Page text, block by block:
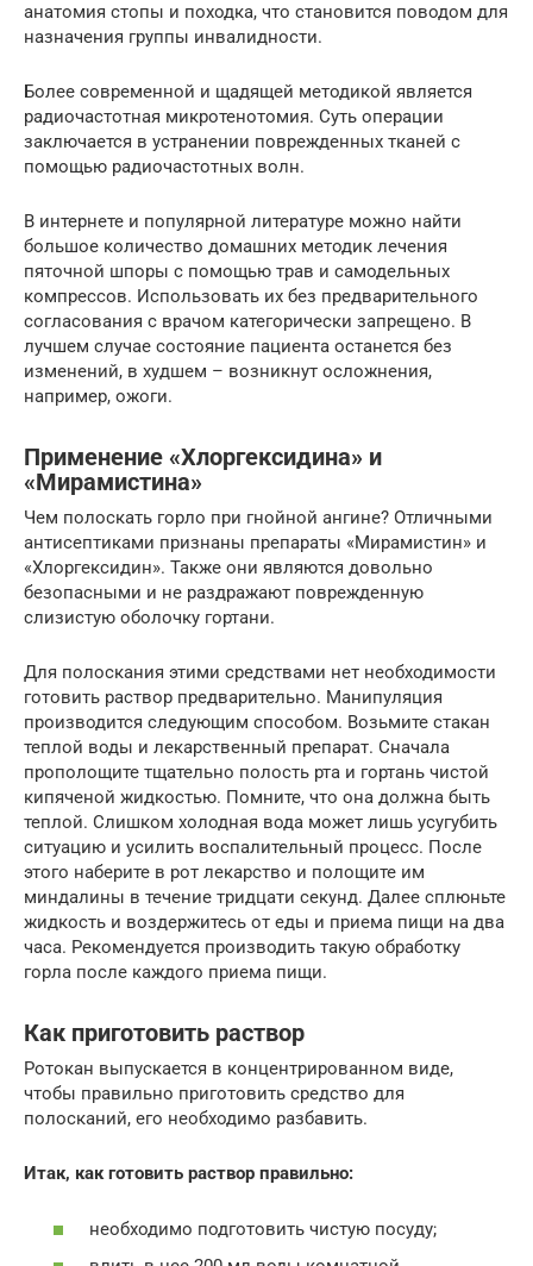
анатомия стопы и походка, что становится поводом для
назначения группы инвалидности.
Более современной и щадящей методикой является
радиочастотная микротенотомия. Суть операции
заключается в устранении поврежденных тканей с
помощью радиочастотных волн.
В интернете и популярной литературе можно найти
большое количество домашних методик лечения
пяточной шпоры с помощью трав и самодельных
компрессов. Использовать их без предварительного
согласования с врачом категорически запрещено. В
лучшем случае состояние пациента останется без
изменений, в худшем – возникнут осложнения,
например, ожоги.
Применение «Хлоргексидина» и
«Мирамистина»
Чем полоскать горло при гнойной ангине? Отличными
антисептиками признаны препараты «Мирамистин» и
«Хлоргексидин». Также они являются довольно
безопасными и не раздражают поврежденную
слизистую оболочку гортани.
Для полоскания этими средствами нет необходимости
готовить раствор предварительно. Манипуляция
производится следующим способом. Возьмите стакан
теплой воды и лекарственный препарат. Сначала
прополощите тщательно полость рта и гортань чистой
кипяченой жидкостью. Помните, что она должна быть
теплой. Слишком холодная вода может лишь усугубить
ситуацию и усилить воспалительный процесс. После
этого наберите в рот лекарство и полощите им
миндалины в течение тридцати секунд. Далее сплюньте
жидкость и воздержитесь от еды и приема пищи на два
часа. Рекомендуется производить такую обработку
горла после каждого приема пищи.
Как приготовить раствор
Ротокан выпускается в концентрированном виде,
чтобы правильно приготовить средство для
полосканий, его необходимо разбавить.
Итак, как готовить раствор правильно:
необходимо подготовить чистую посуду;